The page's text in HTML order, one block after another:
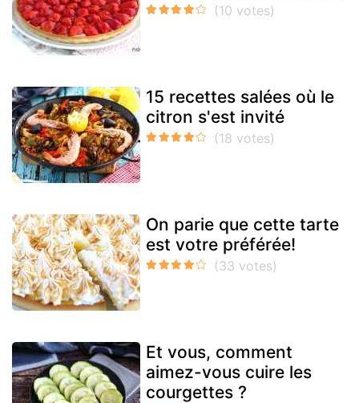
15 recettes salées où le
citron s'est invité
On parie que cette tarte
est votre préférée!
Et vous, comment
aimez-vous cuire les
courgettes ?